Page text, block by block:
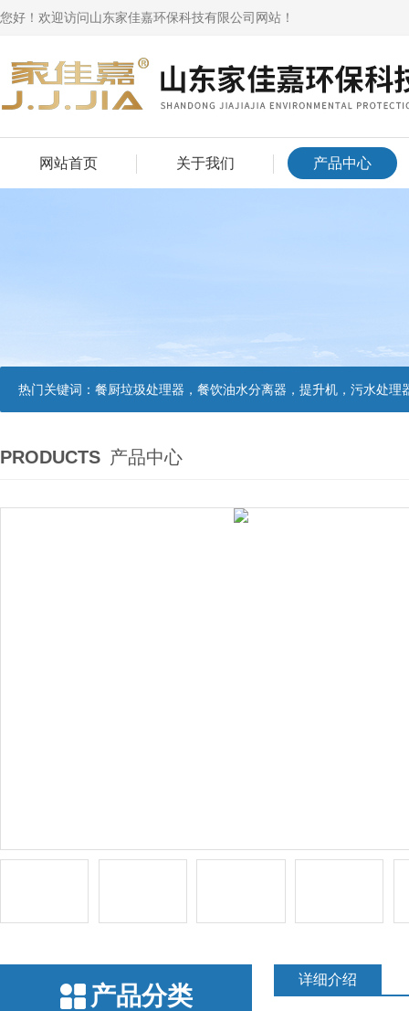
您好！欢迎访问山东家佳嘉环保科技有限公司网站！
网站首页 关于我们 产品中心
热门关键词： 餐厨垃圾处理器，餐饮油水分离器，提升机，污水处理
PRODUCTS 产品中心
产品分类
详细介绍